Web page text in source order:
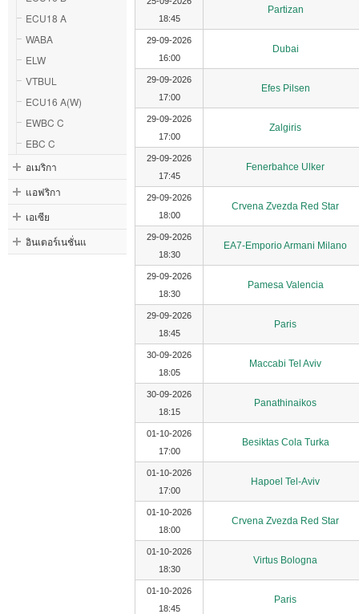
ECU18 A
WABA
ELW
VTBUL
ECU16 A(W)
EWBC C
EBC C
อเมริกา
แอฟริกา
เอเซีย
อินเตอร์เนชั่นแ
18:45
Partizan
29-09-2026
16:00
Dubai
29-09-2026
17:00
Efes Pilsen
29-09-2026
17:00
Zalgiris
29-09-2026
17:45
Fenerbahce Ulker
29-09-2026
18:00
Crvena Zvezda Red Star
29-09-2026
18:30
EA7-Emporio Armani Milano
29-09-2026
18:30
Pamesa Valencia
29-09-2026
18:45
Paris
30-09-2026
18:05
Maccabi Tel Aviv
30-09-2026
18:15
Panathinaikos
01-10-2026
17:00
Besiktas Cola Turka
01-10-2026
17:00
Hapoel Tel-Aviv
01-10-2026
18:00
Crvena Zvezda Red Star
01-10-2026
18:30
Virtus Bologna
01-10-2026
18:45
Paris